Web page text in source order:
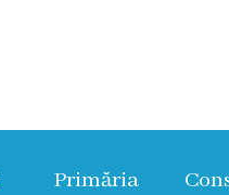
Primăria